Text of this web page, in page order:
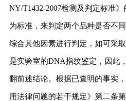
NY/T1432-2007检测及判定标准
为标准，来判定两个品种是否不
综合其他因素进行判定，如可采
是实验室的DNA指纹鉴定，因此
翻前述结论。根据已查明的事实
用法律问题的若干规定》第二条